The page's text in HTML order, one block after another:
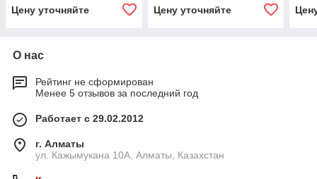
Цену уточняйте
Цену уточняйте
О нас
Рейтинг не сформирован
Менее 5 отзывов за последний год
Работает с 29.02.2012
г. Алматы
ул. Кажымукана 10А, Алматы, Казахстан